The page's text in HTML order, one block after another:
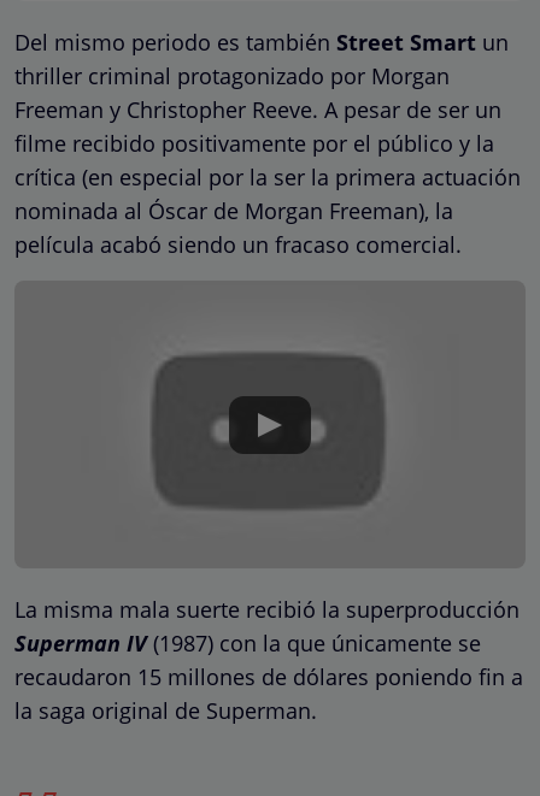
Del mismo periodo es también Street Smart un
thriller criminal protagonizado por Morgan
Freeman y Christopher Reeve. A pesar de ser un
filme recibido positivamente por el público y la
crítica (en especial por la ser la primera actuación
nominada al Óscar de Morgan Freeman), la
película acabó siendo un fracaso comercial.
La misma mala suerte recibió la superproducción
Superman IV(1987) con la que únicamente se
recaudaron 15 millones de dólares poniendo fin a
la saga original de Superman.